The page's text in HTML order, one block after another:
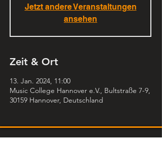
Jetzt andere Veranstaltungen
ansehen
Zeit & Ort
13. Jan. 2024, 11:00
Music College Hannover e.V., Bultstraße 7-9,
30159 Hannover, Deutschland